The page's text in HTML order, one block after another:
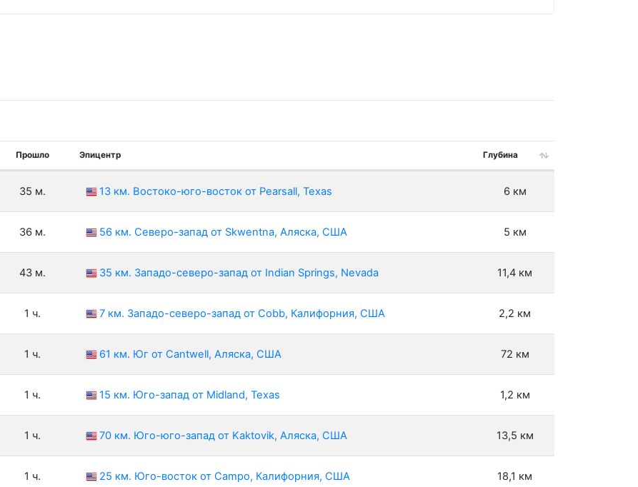
Прошло Эпицентр Глубина
35 м. 13 км. Востоко-юго-восток от Pearsall, Texas 6 км
36 м. 56 км. Северо-запад от Skwentna, Аляска, США 5 км
43 м. 35 км. Западо-северо-запад от Indian Springs, Nevada 11,4 км
1 ч. 7 км. Западо-северо-запад от Cobb, Калифорния, США 2,2 км
1 ч. 61 км. Юг от Cantwell, Аляска, США 72 км
1 ч. 15 км. Юго-запад от Midland, Texas 1,2 км
1 ч. 70 км. Юго-юго-запад от Kaktovik, Аляска, США 13,5 км
1 ч. 25 км. Юго-восток от Campo, Калифорния, США 18,1 км